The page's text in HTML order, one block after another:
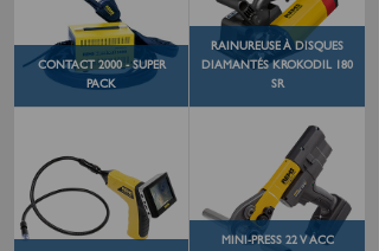
CONTACT 2000 - SUPER
PACK
RAINUREUSE À DISQUES
DIAMANTÉS KROKODIL 180
SR
MINI-PRESS 22 V ACC